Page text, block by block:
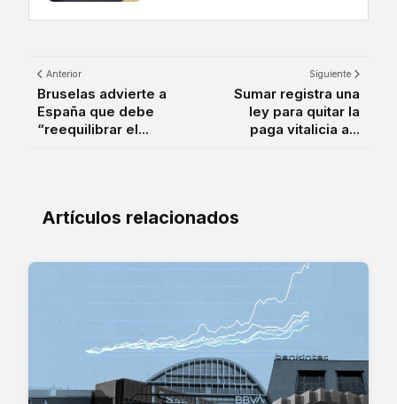
Anterior
Bruselas advierte a
España que debe
“reequilibrar el...
Siguiente
Sumar registra una
ley para quitar la
paga vitalicia a...
Artículos relacionados